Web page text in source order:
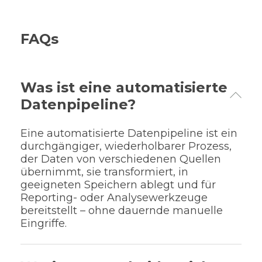
FAQs
Was ist eine automatisierte
Datenpipeline?
Eine automatisierte Datenpipeline ist ein
durchgängiger, wiederholbarer Prozess,
der Daten von verschiedenen Quellen
übernimmt, sie transformiert, in
geeigneten Speichern ablegt und für
Reporting- oder Analysewerkzeuge
bereitstellt – ohne dauernde manuelle
Eingriffe.